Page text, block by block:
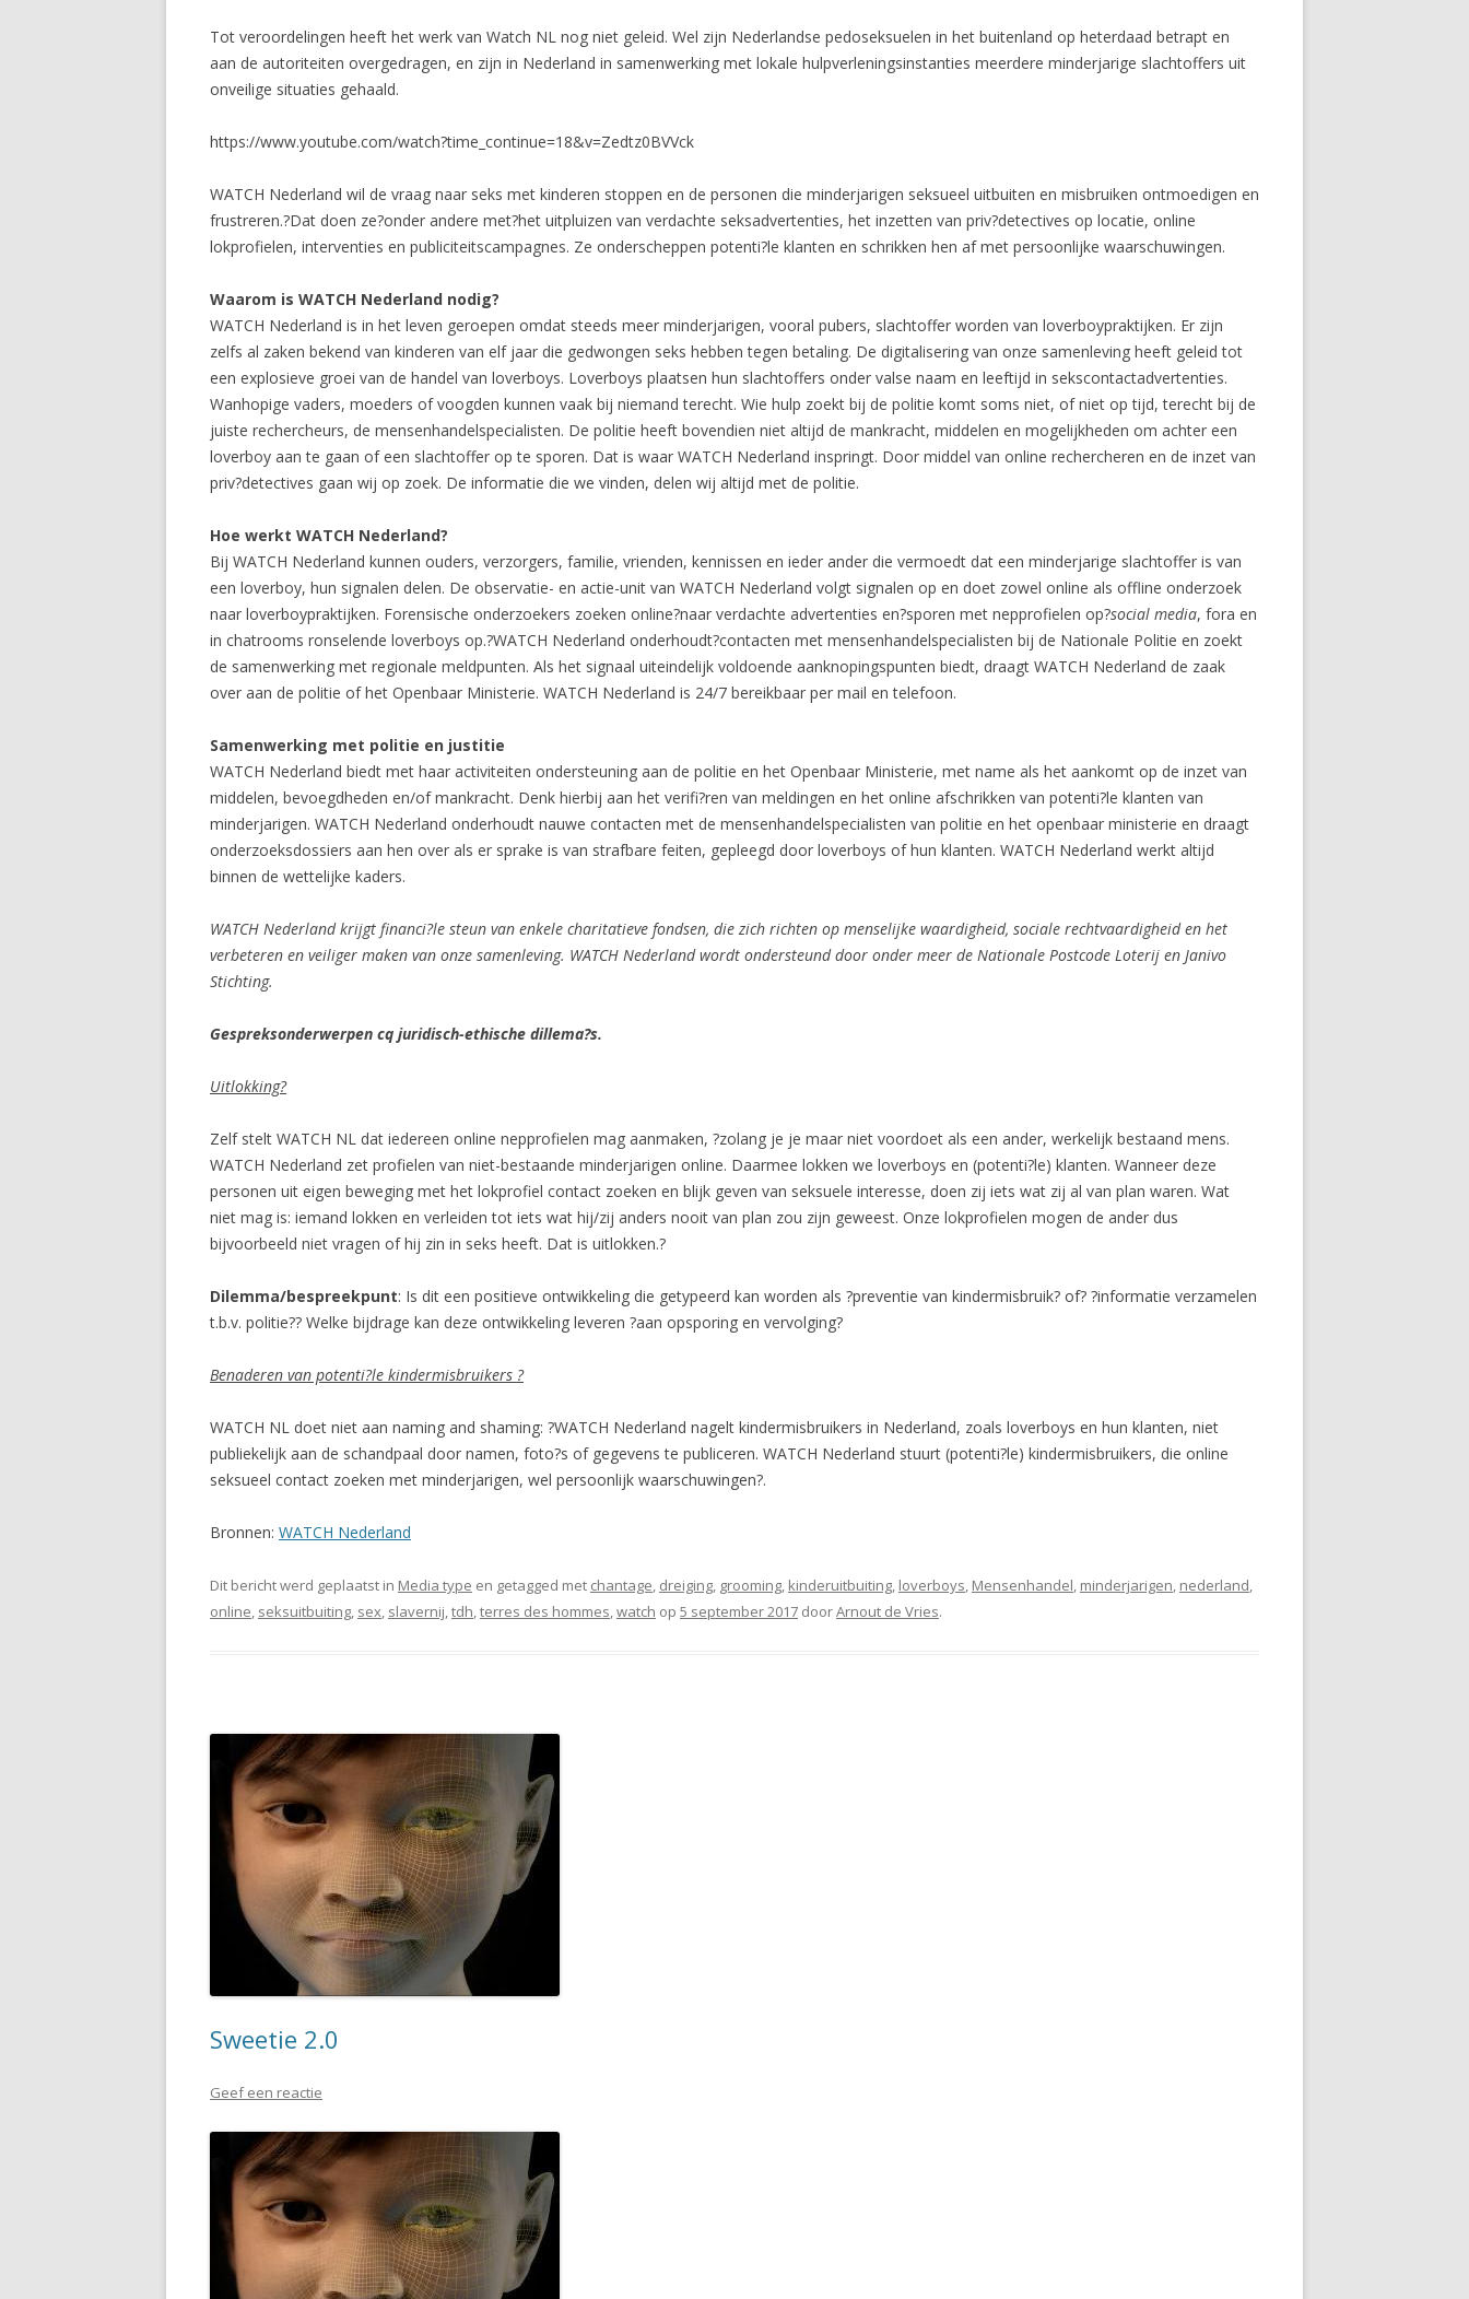
Tot veroordelingen heeft het werk van Watch NL nog niet geleid. Wel zijn Nederlandse pedoseksuelen in het buitenland op heterdaad betrapt en
aan de autoriteiten overgedragen, en zijn in Nederland in samenwerking met lokale hulpverleningsinstanties meerdere minderjarige slachtoffers uit
onveilige situaties gehaald.
https://www.youtube.com/watch?time_continue=18&v=Zedtz0BVVck
WATCH Nederland wil de vraag naar seks met kinderen stoppen en de personen die minderjarigen seksueel uitbuiten en misbruiken ontmoedigen en
frustreren.?Dat doen ze?onder andere met?het uitpluizen van verdachte seksadvertenties, het inzetten van priv?detectives op locatie, online
lokprofielen, interventies en publiciteitscampagnes. Ze onderscheppen potenti?le klanten en schrikken hen af met persoonlijke waarschuwingen.
Waarom is WATCH Nederland nodig?
WATCH Nederland is in het leven geroepen omdat steeds meer minderjarigen, vooral pubers, slachtoffer worden van loverboypraktijken. Er zijn
zelfs al zaken bekend van kinderen van elf jaar die gedwongen seks hebben tegen betaling. De digitalisering van onze samenleving heeft geleid tot
een explosieve groei van de handel van loverboys. Loverboys plaatsen hun slachtoffers onder valse naam en leeftijd in sekscontactadvertenties.
Wanhopige vaders, moeders of voogden kunnen vaak bij niemand terecht. Wie hulp zoekt bij de politie komt soms niet, of niet op tijd, terecht bij de
juiste rechercheurs, de mensenhandelspecialisten. De politie heeft bovendien niet altijd de mankracht, middelen en mogelijkheden om achter een
loverboy aan te gaan of een slachtoffer op te sporen. Dat is waar WATCH Nederland inspringt. Door middel van online rechercheren en de inzet van
priv?detectives gaan wij op zoek. De informatie die we vinden, delen wij altijd met de politie.
Hoe werkt WATCH Nederland?
Bij WATCH Nederland kunnen ouders, verzorgers, familie, vrienden, kennissen en ieder ander die vermoedt dat een minderjarige slachtoffer is van
een loverboy, hun signalen delen. De observatie- en actie-unit van WATCH Nederland volgt signalen op en doet zowel online als offline onderzoek
naar loverboypraktijken. Forensische onderzoekers zoeken online?naar verdachte advertenties en?sporen met nepprofielen op?social media, fora en
in chatrooms ronselende loverboys op.?WATCH Nederland onderhoudt?contacten met mensenhandelspecialisten bij de Nationale Politie en zoekt
de samenwerking met regionale meldpunten. Als het signaal uiteindelijk voldoende aanknopingspunten biedt, draagt WATCH Nederland de zaak
over aan de politie of het Openbaar Ministerie. WATCH Nederland is 24/7 bereikbaar per mail en telefoon.
Samenwerking met politie en justitie
WATCH Nederland biedt met haar activiteiten ondersteuning aan de politie en het Openbaar Ministerie, met name als het aankomt op de inzet van
middelen, bevoegdheden en/of mankracht. Denk hierbij aan het verifi?ren van meldingen en het online afschrikken van potenti?le klanten van
minderjarigen. WATCH Nederland onderhoudt nauwe contacten met de mensenhandelspecialisten van politie en het openbaar ministerie en draagt
onderzoeksdossiers aan hen over als er sprake is van strafbare feiten, gepleegd door loverboys of hun klanten. WATCH Nederland werkt altijd
binnen de wettelijke kaders.
WATCH Nederland krijgt financi?le steun van enkele charitatieve fondsen, die zich richten op menselijke waardigheid, sociale rechtvaardigheid en het
verbeteren en veiliger maken van onze samenleving. WATCH Nederland wordt ondersteund door onder meer de Nationale Postcode Loterij en Janivo
Stichting.
Gespreksonderwerpen cq juridisch-ethische dillema?s.
Uitlokking?
Zelf stelt WATCH NL dat iedereen online nepprofielen mag aanmaken, ?zolang je je maar niet voordoet als een ander, werkelijk bestaand mens.
WATCH Nederland zet profielen van niet-bestaande minderjarigen online. Daarmee lokken we loverboys en (potenti?le) klanten. Wanneer deze
personen uit eigen beweging met het lokprofiel contact zoeken en blijk geven van seksuele interesse, doen zij iets wat zij al van plan waren. Wat
niet mag is: iemand lokken en verleiden tot iets wat hij/zij anders nooit van plan zou zijn geweest. Onze lokprofielen mogen de ander dus
bijvoorbeeld niet vragen of hij zin in seks heeft. Dat is uitlokken.?
Dilemma/bespreekpunt: Is dit een positieve ontwikkeling die getypeerd kan worden als ?preventie van kindermisbruik? of? ?informatie verzamelen
t.b.v. politie?? Welke bijdrage kan deze ontwikkeling leveren ?aan opsporing en vervolging?
Benaderen van potenti?le kindermisbruikers ?
WATCH NL doet niet aan naming and shaming: ?WATCH Nederland nagelt kindermisbruikers in Nederland, zoals loverboys en hun klanten, niet
publiekelijk aan de schandpaal door namen, foto?s of gegevens te publiceren. WATCH Nederland stuurt (potenti?le) kindermisbruikers, die online
seksueel contact zoeken met minderjarigen, wel persoonlijk waarschuwingen?.
Bronnen: WATCH Nederland
Dit bericht werd geplaatst in Media type en getagged met chantage, dreiging, grooming, kinderuitbuiting, loverboys, Mensenhandel, minderjarigen, nederland,
online, seksuitbuiting, sex, slavernij,tdh,terres des hommes,watch op 5 september 2017 doorArnout de Vries.
Sweetie 2.0
Geef een reactie